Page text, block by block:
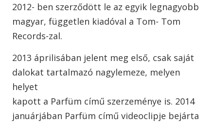
2012- ben szerződött le az egyik legnagyobb
magyar, független kiadóval a Tom- Tom
Records-zal.
2013 áprilisában jelent meg első, csak saját
dalokat tartalmazó nagylemeze, melyen
helyet
kapott a Parfüm című szerzeménye is. 2014
januárjában Parfüm című videoclipje bejárta